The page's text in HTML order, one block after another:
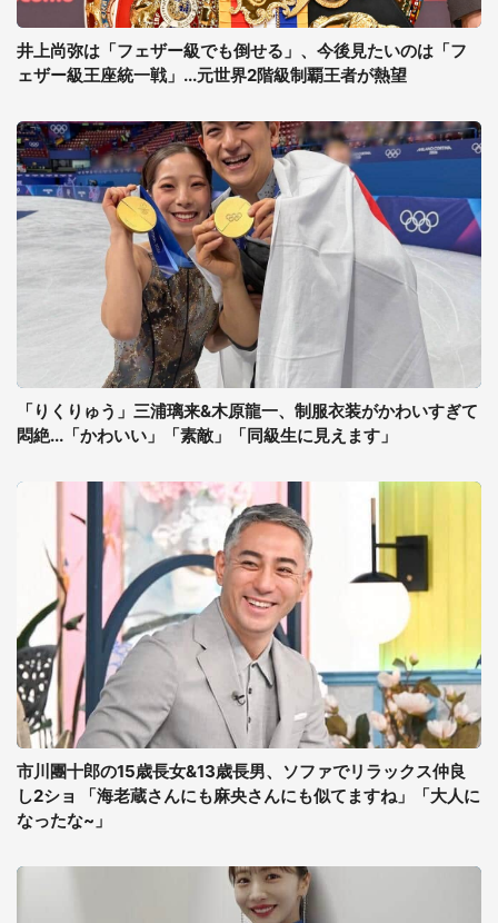
井上尚弥は「フェザー級でも倒せる」、今後見たいのは「フ
ェザー級王座統一戦」...元世界2階級制覇王者が熱望
「りくりゅう」三浦璃来&木原龍一、制服衣装がかわいすぎて
悶絶...「かわいい」「素敵」「同級生に見えます」
市川團十郎の15歳長女&13歳長男、ソファでリラックス仲良
し2ショ 「海老蔵さんにも麻央さんにも似てますね」「大人に
なったな~」